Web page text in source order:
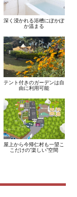
深く浸かれる浴槽にぽかぽ
か温まる
テント付きのガーデンは自
由に利用可能
屋上から今帰仁村も一望こ
こだけの”楽しい”空間